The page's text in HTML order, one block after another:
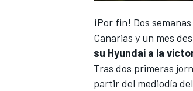
¡Por fin! Dos
Canarias y un mes
su Hyundai a la
Tras dos primeras
partir del mediodía